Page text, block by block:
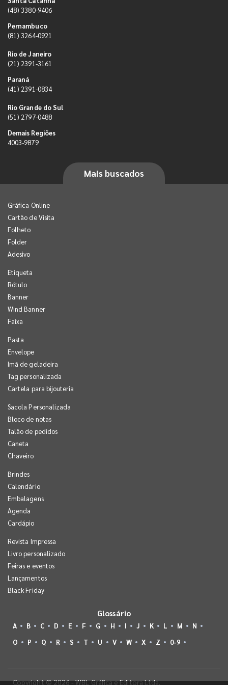
(48) 3380-9406
Pernambuco
(81) 3264-0921
Rio de Janeiro
(21) 2391-3161
Paraná
(41) 2391-0834
Rio Grande do Sul
(51) 2797-0488
Demais Regiões
4003-9879
Mais buscados
Gráfica Online
Cartão de Visita
Folheto
Folder
Adesivo
Etiqueta
Rótulo
Banner
Wind Banner
Faixa
Pasta
Envelope
Imã de geladeira
Tag personalizada
Cartela para bijouteria
Sacola Personalizada
Bloco de notas
Talão de pedidos
Caneta
Chaveiro
Brindes
Calendário
Embalagens
Agenda
Cardápio
Revista Impressa
Livro personalizado
Feiras e eventos
Lançamentos
Black Friday
Glossário
A B C D E F G H I J K L M
N
O
P Q R S T U V W X Z 0-9
Copyright © 2026 - WBL Gráfica e Editora Ltda.